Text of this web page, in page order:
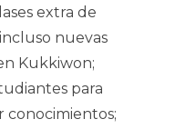
extra de
nuevas
Kukkiwon;
para
conocimientos;